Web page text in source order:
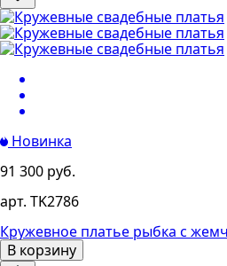
Новинка
91 300 руб.
арт. TK2786
Кружевное платье рыбка с
В корзину